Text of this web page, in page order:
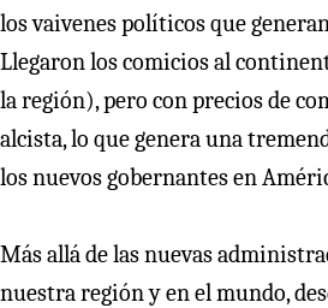
los vaivenes políticos que
Llegaron los comicios al
la región), pero con precios de
alcista, lo que genera una
los nuevos gobernantes en
Más allá de las nuevas
nuestra región y en el mundo,